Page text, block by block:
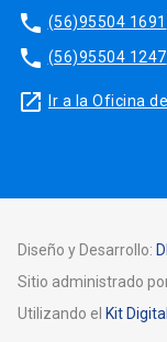
phone (56)95504 1691
phone (56)95504 1247
launch Ir a la Oficina
Diseño y Desarrollo:
Sitio administrado
Utilizando el Kit